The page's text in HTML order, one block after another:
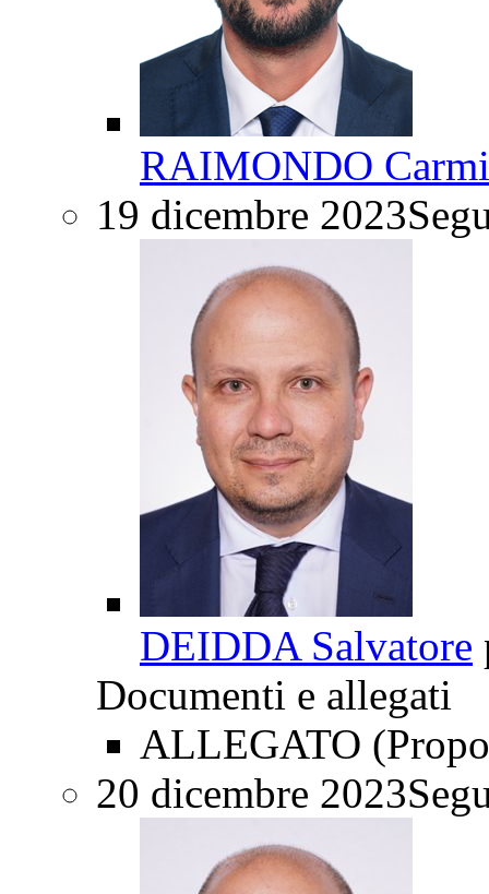
RAIMONDO
19 dicembre 2023
DEIDDA Salvatore
Documenti e allegati
ALLEGATO
20 dicembre 2023